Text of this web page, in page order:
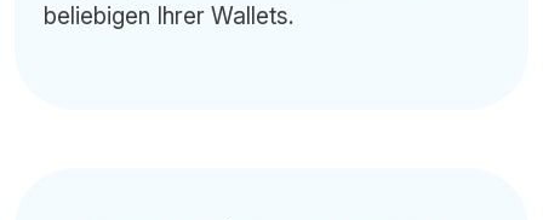
beliebigen Ihrer Wallets.